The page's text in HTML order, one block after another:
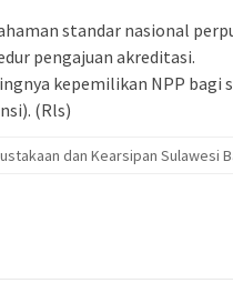
standar nasional
pengajuan akreditasi.
kepemilikan NPP bagi
(Rls)
dan Kearsipan Sulawesi